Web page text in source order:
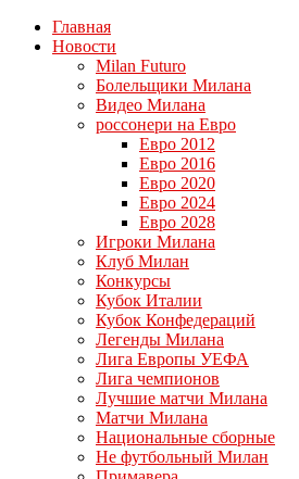
Главная
Новости
Milan Futuro
Болельщики Милана
Видео Милана
россонери на Евро
Евро 2012
Евро 2016
Евро 2020
Евро 2024
Евро 2028
Игроки Милана
Клуб Милан
Конкурсы
Кубок Италии
Кубок Конфедераций
Легенды Милана
Лига Европы УЕФА
Лига чемпионов
Лучшие матчи Милана
Матчи Милана
Национальные сборные
Не футбольный Милан